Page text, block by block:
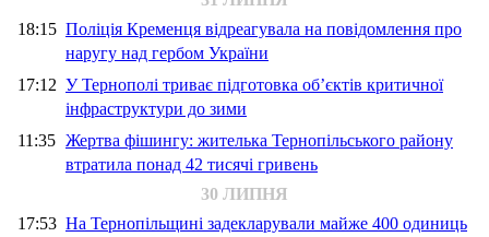
18:15 Поліція Кременця відреагувала на повідомлення про
наругу над гербом України
17:12 У Тернополі триває підготовка об’єктів критичної
інфраструктури до зими
11:35 Жертва фішингу: жителька Тернопільського району
втратила понад 42 тисячі гривень
30 ЛИПНЯ
17:53 На Тернопільщині задекларували майже 400 одиниць